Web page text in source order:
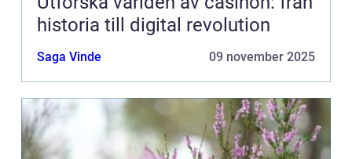
historia till digital revolution
Saga Vinde 09 november 2025